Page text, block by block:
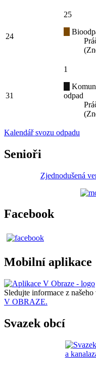
24
25
31
1
odpad
Kalendář svozu odpadu
Senioři
Zjednodušená
Facebook
Mobilní aplikace
Sledujte informace z
V OBRAZE.
Svazek obcí